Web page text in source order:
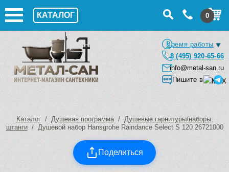
КАТАЛОГ 0
Время работы
8 (495) 920-65-66
info@metal-san.ru
Пишите в
Каталог/ Душевая программа/ Душевые гарнитуры/наборы,
штанги/ Душевой набор Hansgrohe Raindance Select S 120 26721000
Поделиться